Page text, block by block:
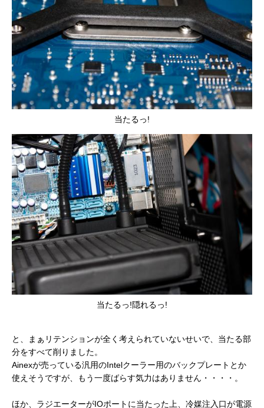
当たるっ!
当たるっ!隠れるっ!
と、まぁリテンションが全く考えられていないせいで、当たる部
分をすべて削りました。
Ainexが売っている汎用のIntelクーラー用のバックプレートとか
使えそうですが、もう一度ばらす気力はありません・・・・。
ほか、ラジエーターがIOポートに当たった上、冷媒注入口が電源